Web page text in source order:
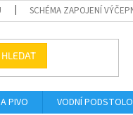
SCHÉMA ZAPOJENÍ
HLEDAT
PIVO VODNÍ